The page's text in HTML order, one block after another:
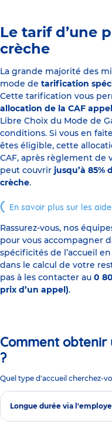
Le tarif d’une
crèche
La grande majorité des
mode de tarification
Cette tarification vous
allocation de la CAF
Libre Choix du Mode de
conditions. Si vous en
êtes éligible, cette
CAF, après règlement de
peut couvrir jusqu’à 85%
crèche.
En savoir plus sur les
Rassurez-vous, nos
pour vous accompagner
spécificités de l’accueil
dans le calcul de votre
pas à les contacter au 0
prix d’un appel).
Comment obtenir
?
Quel type d'accueil cherchez-
Longue durée via